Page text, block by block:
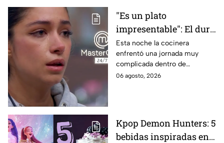
"Es un plato
impresentable": El duro
regaño que hizo llorar a
Michelle dentro de
MasterChef 24/7
Esta noche la cocinera
enfrentó una jornada muy
complicada dentro de
MasterChef 24/7.
06 agosto, 2026
Kpop Demon Hunters: 5
bebidas inspiradas en